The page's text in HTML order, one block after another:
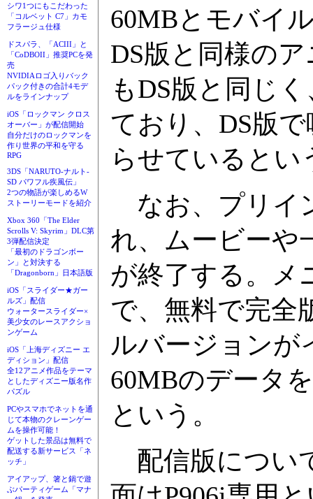
シワ1つにもこだわった
「コルベット C7」カモ
フラージュ仕様
ドスパラ、「ACIII」と
「CoDBOII」推奨PCを発
売
NVIDIAロゴ入りバック
パック付きの合計4モデ
ルをラインナップ
iOS「ロックマン クロス
オーバー」が配信開始
自分だけのロックマンを
作り世界の平和を守る
RPG
3DS「NARUTO-ナルト-
SD パワフル疾風伝」
2つの物語が楽しめるW
ストーリーモードを紹介
Xbox 360「The Elder
Scrolls V: Skyrim」DLC第
3弾配信決定
「最初のドラゴンボー
ン」と対決する
「Dragonborn」日本語版
iOS「スライダー★ガー
ルズ」配信
ウォータースライダー×
美少女のレースアクショ
ンゲーム
iOS「上海ディズニー エ
ディション」配信
全12アニメ作品をテーマ
としたディズニー版名作
パズル
PCやスマホでネットを通
じて本物のクレーンゲー
ムを操作可能！
ゲットした景品は無料で
配送する新サービス「ネ
ッチ」
アイアップ、箸と鍋で遊
ぶパーティゲーム「マナ
60MBとモバイ
DS版と同様の
もDS版と同じ
ており、DS版
らせているとい
なお、プリイ
れ、ムービーや
が終了する。メ
で、無料で完全
ルバージョンが
60MBのデータ
という。
配信版につい